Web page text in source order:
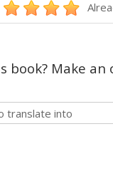
book? Make